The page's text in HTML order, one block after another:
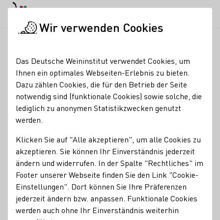
Crime Tour - Zwischen
Revolten, Skandalen
und Morden (inkl.
Weinausklang)
Registrierung erforderlich
13.08.2617:30 - 19:00 Uhr
Nachfolgende Termine:
03.09.26 17:30 - 19:00 Uhr
24.09.2617:30 - 19:00 Uhr
Wir verwenden Cookies
Das Deutsche Weininstitut verwendet Cookies, um
Ihnen ein optimales Webseiten-Erlebnis zu bieten.
Dazu zählen Cookies, die für den Betrieb der Seite
notwendig sind (funktionale Cookies) sowie solche, die
lediglich zu anonymen Statistikzwecken genutzt
werden.
Klicken Sie auf "Alle akzeptieren", um alle Cookies zu
akzeptieren. Sie können Ihr Einverständnis jederzeit
ändern und widerrufen. In der Spalte "Rechtliches" im
Footer unserer Webseite finden Sie den Link "Cookie-
Einstellungen". Dort können Sie Ihre Präferenzen
jederzeit ändern bzw. anpassen. Funktionale Cookies
werden auch ohne Ihr Einverständnis weiterhin